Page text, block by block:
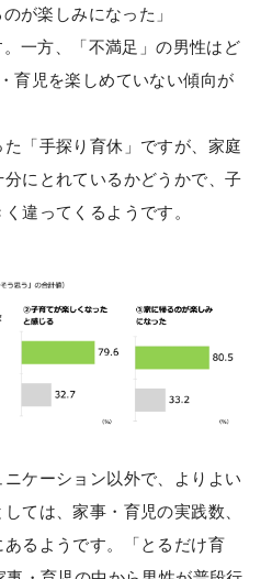
が楽しみになった」
。一方、「不満足」の男性はど
育児を楽しめていない傾向が
「手探り育休」ですが、家庭
にとれているかどうかで、子
違ってくるようです。
ケーション以外で、よりよい
ては、家事・育児の実践数、
るようです。「とるだけ育